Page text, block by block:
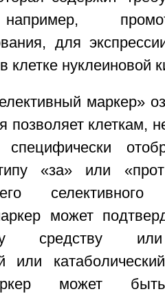
например,
для
клетке нуклеиновой
маркер»
позволяет клеткам,
«за» или
может
средству
или
может быть